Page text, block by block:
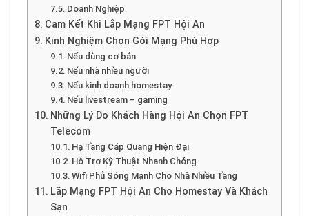
Doanh Nghiệp
Cam Kết Khi Lắp Mạng FPT Hội An
Kinh Nghiệm Chọn Gói Mạng Phù Hợp
Nếu dùng cơ bản
Nếu nhà nhiều người
Nếu kinh doanh homestay
Nếu livestream – gaming
Những Lý Do Khách Hàng Hội An Chọn FPT
Telecom
Hạ Tầng Cáp Quang Hiện Đại
Hỗ Trợ Kỹ Thuật Nhanh Chóng
Wifi Phủ Sóng Mạnh Cho Nhà Nhiều Tầng
Lắp Mạng FPT Hội An Cho Homestay Và Khách
Sạn